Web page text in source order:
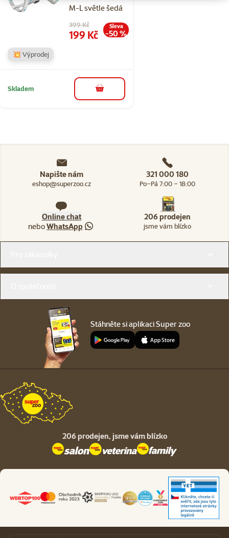
M-L světle šedá
Původní cena
399 Kč
Cena
199 Kč
Sleva
-50 %
💥 Výprodej
Skladem do košíku
Napište nám
eshop@superzoo.cz
321 000 180
Po–Pá 7:00 – 18:00
Online chat
neboWhatsApp
206 prodejen
jsme vám blízko
Stáhněte si aplikaci Super zoo
206 prodejen, jsme vám blízko